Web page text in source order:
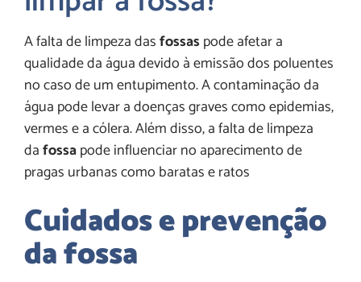
A falta de limpeza dasfossaspode afetar a
qualidade da água devido à emissão dos poluentes
no caso de um entupimento. A contaminação da
água pode levar a doenças graves como epidemias,
vermes e a cólera. Além disso, a falta de limpeza
dafossapode influenciar no aparecimento de
pragas urbanas como baratas e ratos
Cuidados e prevenção
da fossa